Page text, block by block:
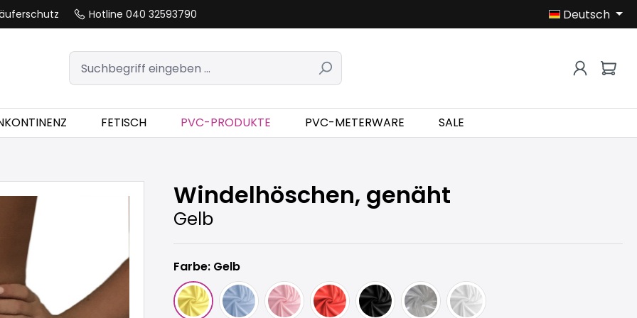
Hotline 040 32593790 Deutsch
FETISCH PVC-PRODUKTE PVC-METERWARE SALE
Windelhöschen, genäht
Gelb
Farbe: Gelb